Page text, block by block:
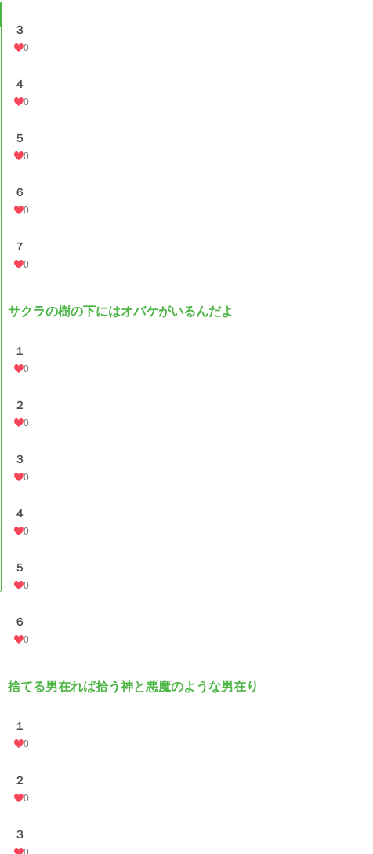
３
0
４
0
５
0
６
0
７
0
サクラの樹の下にはオバケがいるんだよ
１
0
２
0
３
0
４
0
５
0
６
0
捨てる男在れば拾う神と悪魔のような男在り
１
0
２
0
３